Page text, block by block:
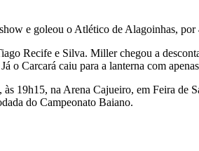
e goleou o Atlético de Alagoinhas,
Recife e Silva. Miller chegou a
o Carcará caiu para a lanterna com
19h15, na Arena Cajueiro, em Feira de
do Campeonato Baiano.